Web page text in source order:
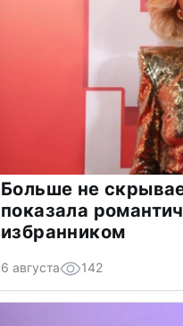
Больше не
показала
избранником
6 августа 142